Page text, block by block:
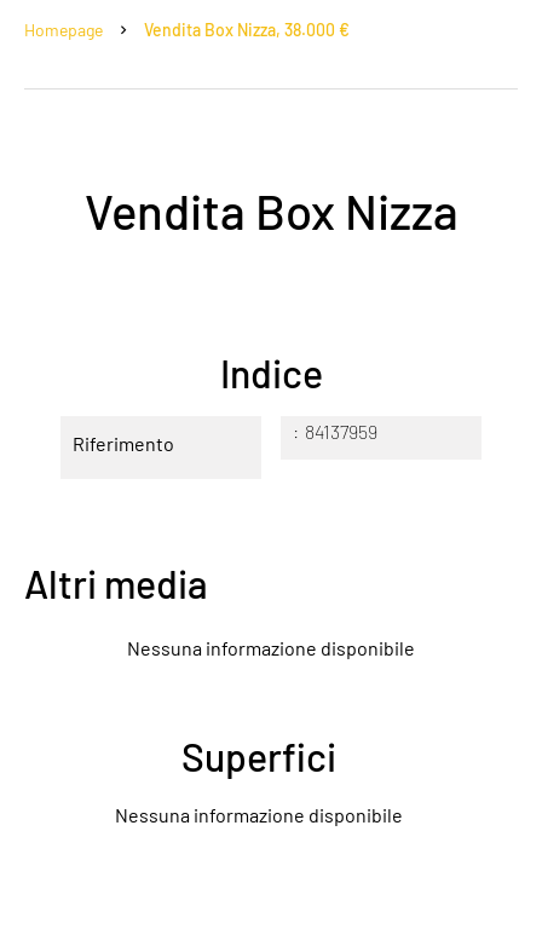
Homepage Vendita Box Nizza, 38.000 €
Vendita Box Nizza
Indice
Riferimento
84137959
Altri media
Nessuna informazione disponibile
Superfici
Nessuna informazione disponibile